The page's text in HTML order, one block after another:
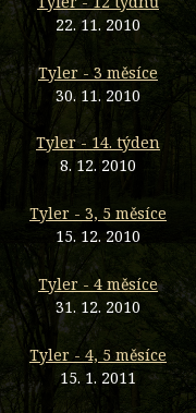
22. 11. 2010
Tyler - 3 měsíce
30. 11. 2010
Tyler - 14. týden
8. 12. 2010
Tyler - 3, 5 měsíce
15. 12. 2010
Tyler - 4 měsíce
31. 12. 2010
Tyler - 4, 5 měsíce
15. 1. 2011